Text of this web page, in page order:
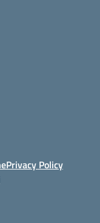
Privacy Policy